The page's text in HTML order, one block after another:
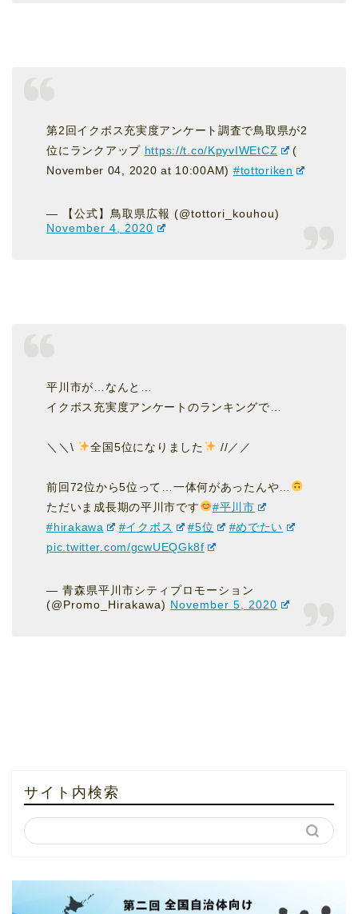
第2回イクボス充実度アンケート調査で鳥取県が2
位にランクアップ https://t.co/KpyvIWEtCZ
(
November 04, 2020 at 10:00AM) #tottoriken
— 【公式】鳥取県広報 (@tottori_kouhou)
November 4, 2020
平川市が…なんと…
イクボス充実度アンケートのランキングで…
＼＼\ 全国5位になりました //／／
前回72位から5位って…一体何があったんや…
ただいま成長期の平川市です
#平川市
#hirakawa
#イクボス #5位
#めでたい
pic.twitter.com/gcwUEQGk8f
— 青森県平川市シティプロモーション
(@Promo_Hirakawa) November 5, 2020
サイト内検索